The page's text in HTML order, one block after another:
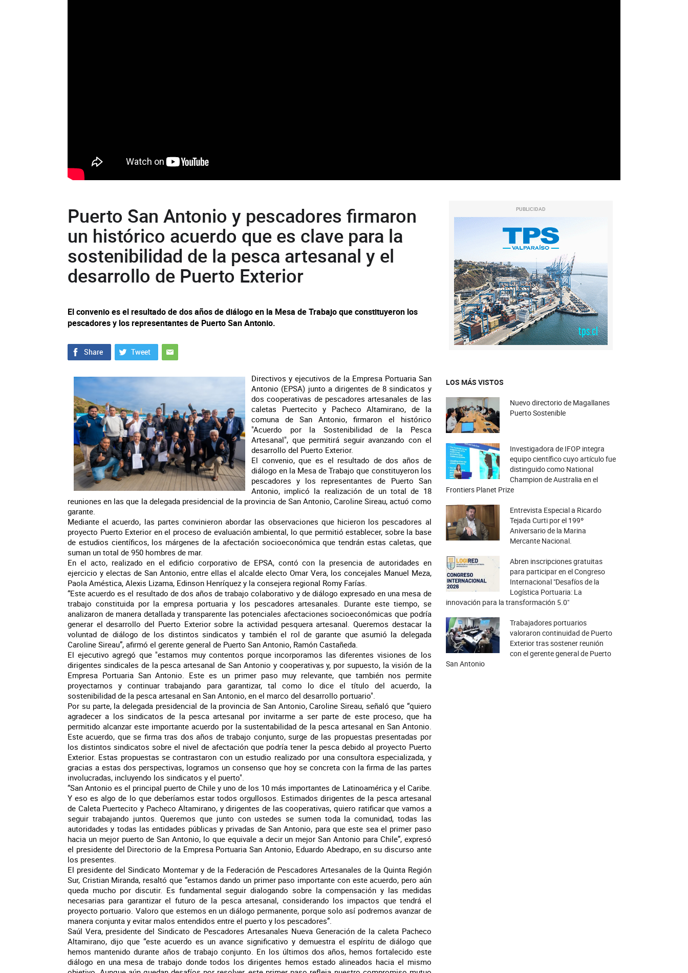
Puerto San Antonio y pescadores firmaron
un histórico acuerdo que es clave para la
sostenibilidad de la pesca artesanal y el
desarrollo de Puerto Exterior
El convenio es el resultado de dos años de diálogo en la Mesa de Trabajo que constituyeron los
pescadores y los representantes de Puerto San Antonio.
Directivos y ejecutivos de la Empresa Portuaria San
Antonio (EPSA) junto a dirigentes de 8 sindicatos y
dos cooperativas de pescadores artesanales de las
caletas Puertecito y Pacheco Altamirano, de la
comuna de San Antonio, firmaron el histórico
"Acuerdo por la Sostenibilidad de la Pesca
Artesanal", que permitirá seguir avanzando con el
desarrollo del Puerto Exterior.
El convenio, que es el resultado de dos años de
diálogo en la Mesa de Trabajo que constituyeron los
pescadores y los representantes de Puerto San
Antonio, implicó la realización de un total de 18
reuniones en las que la delegada presidencial de la provincia de San Antonio, Caroline Sireau, actuó como
garante.
Mediante el acuerdo, las partes convinieron abordar las observaciones que hicieron los pescadores al
proyecto Puerto Exterior en el proceso de evaluación ambiental, lo que permitió establecer, sobre la base
de estudios científicos, los márgenes de la afectación socioeconómica que tendrán estas caletas, que
suman un total de 950 hombres de mar.
En el acto, realizado en el edificio corporativo de EPSA, contó con la presencia de autoridades en
ejercicio y electas de San Antonio, entre ellas el alcalde electo Omar Vera, los concejales Manuel Meza,
Paola Améstica, Alexis Lizama, Edinson Henríquez y la consejera regional Romy Farías.
“Este acuerdo es el resultado de dos años de trabajo colaborativo y de diálogo expresado en una mesa de
trabajo constituida por la empresa portuaria y los pescadores artesanales. Durante este tiempo, se
analizaron de manera detallada y transparente las potenciales afectaciones socioeconómicas que podría
generar el desarrollo del Puerto Exterior sobre la actividad pesquera artesanal. Queremos destacar la
voluntad de diálogo de los distintos sindicatos y también el rol de garante que asumió la delegada
Caroline Sireau”, afirmó el gerente general de Puerto San Antonio, Ramón Castañeda.
El ejecutivo agregó que "estamos muy contentos porque incorporamos las diferentes visiones de los
dirigentes sindicales de la pesca artesanal de San Antonio y cooperativas y, por supuesto, la visión de la
Empresa Portuaria San Antonio. Este es un primer paso muy relevante, que también nos permite
proyectarnos y continuar trabajando para garantizar, tal como lo dice el título del acuerdo, la
sostenibilidad de la pesca artesanal en San Antonio, en el marco del desarrollo portuario".
Por su parte, la delegada presidencial de la provincia de San Antonio, Caroline Sireau, señaló que “quiero
agradecer a los sindicatos de la pesca artesanal por invitarme a ser parte de este proceso, que ha
permitido alcanzar este importante acuerdo por la sustentabilidad de la pesca artesanal en San Antonio.
Este acuerdo, que se firma tras dos años de trabajo conjunto, surge de las propuestas presentadas por
los distintos sindicatos sobre el nivel de afectación que podría tener la pesca debido al proyecto Puerto
Exterior. Estas propuestas se contrastaron con un estudio realizado por una consultora especializada, y
gracias a estas dos perspectivas, logramos un consenso que hoy se concreta con la firma de las partes
involucradas, incluyendo los sindicatos y el puerto".
“San Antonio es el principal puerto de Chile y uno de los 10 más importantes de Latinoamérica y el Caribe.
Y eso es algo de lo que deberíamos estar todos orgullosos. Estimados dirigentes de la pesca artesanal
de Caleta Puertecito y Pacheco Altamirano, y dirigentes de las cooperativas, quiero ratificar que vamos a
seguir trabajando juntos. Queremos que junto con ustedes se sumen toda la comunidad, todas las
autoridades y todas las entidades públicas y privadas de San Antonio, para que este sea el primer paso
hacia un mejor puerto de San Antonio, lo que equivale a decir un mejor San Antonio para Chile”, expresó
el presidente del Directorio de la Empresa Portuaria San Antonio, Eduardo Abedrapo, en su discurso ante
los presentes.
El presidente del Sindicato Montemar y de la Federación de Pescadores Artesanales de la Quinta Región
Sur, Cristian Miranda, resaltó que “estamos dando un primer paso importante con este acuerdo, pero aún
queda mucho por discutir. Es fundamental seguir dialogando sobre la compensación y las medidas
necesarias para garantizar el futuro de la pesca artesanal, considerando los impactos que tendrá el
proyecto portuario. Valoro que estemos en un diálogo permanente, porque solo así podremos avanzar de
manera conjunta y evitar malos entendidos entre el puerto y los pescadores”.
Saúl Vera, presidente del Sindicato de Pescadores Artesanales Nueva Generación de la caleta Pacheco
Altamirano, dijo que “este acuerdo es un avance significativo y demuestra el espíritu de diálogo que
hemos mantenido durante años de trabajo conjunto. En los últimos dos años, hemos fortalecido este
diálogo en una mesa de trabajo donde todos los dirigentes hemos estado alineados hacia el mismo
PUBLICIDAD
LOS MÁS VISTOS
Nuevo directorio de Magallanes
Puerto Sostenible
Investigadora de IFOP integra
equipo científico cuyo artículo fue
distinguido como National
Champion de Australia en el
Frontiers Planet Prize
Entrevista Especial a Ricardo
Tejada Curti por el 199º
Aniversario de la Marina
Mercante Nacional.
Abren inscripciones gratuitas
para participar en el Congreso
Internacional "Desafíos de la
Logística Portuaria: La
innovación para la transformación 5.0"
Trabajadores portuarios
valoraron continuidad de Puerto
Exterior tras sostener reunión
con el gerente general de Puerto
San Antonio